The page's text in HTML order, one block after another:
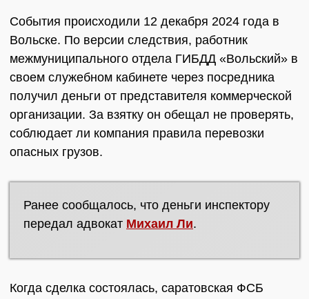
События происходили 12 декабря 2024 года в
Вольске. По версии следствия, работник
межмуниципального отдела ГИБДД «Вольский» в
своем служебном кабинете через посредника
получил деньги от представителя коммерческой
организации. За взятку он обещал не проверять,
соблюдает ли компания правила перевозки
опасных грузов.
Ранее сообщалось, что деньги инспектору
передал адвокат Михаил Ли.
Когда сделка состоялась, саратовская ФСБ